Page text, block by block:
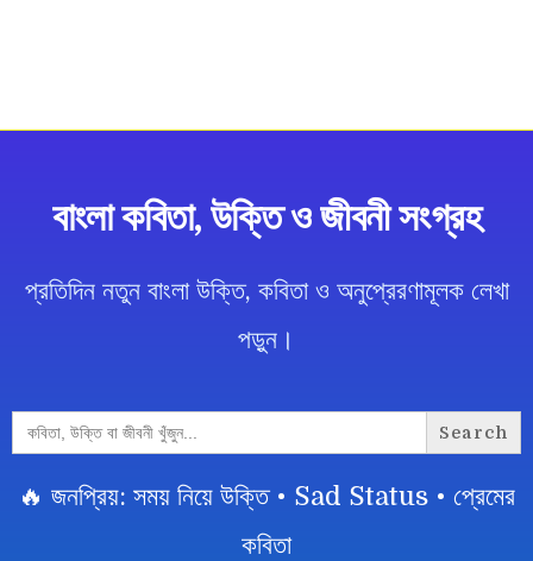
বাংলা কবিতা, উক্তি ও জীবনী সংগ্রহ
প্রতিদিন নতুন বাংলা উক্তি, কবিতা ও অনুপ্রেরণামূলক লেখা
পড়ুন।
Search
for:
🔥 জনপ্রিয়: সময় নিয়ে উক্তি • Sad Status • প্রেমের
কবিতা